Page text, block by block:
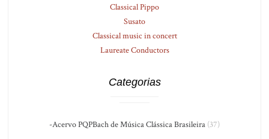
Classical Pippo
Susato
Classical music in concert
Laureate Conductors
Categorias
-Acervo PQPBach de Música Clássica Brasileira (37)